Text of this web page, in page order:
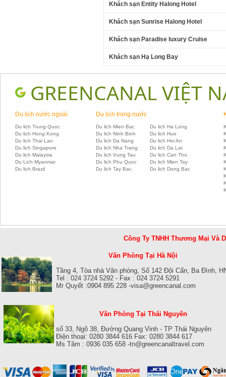
Khách sạn Entity Halong Hotel
Khách sạn Sunrise Halong Hotel
Khách sạn Paradise luxury Cruise
Khách sạn Hạ Long Bay
GREENCANAL VIỆT
Du lịch nước ngoài
Du lich Trung Quoc
Du lich Hong Kong
Du lich Thai Lan
Du lich Singapore
Du lich Malaysia
Du Lich Myanmar
Du lich Brazil
Du lịch trong nước
Du lich Mien Bac
Du lich Ha Long
Du lich Ninh Binh
Du lich Hue
Du lich Da Nang
Du lich Hoi An
Du lich Nha Trang
Du lich Da Lat
Du lich Vung Tau
Du lich Can Tho
Du lich Phu Quoc
Du lich Mien Tay
Du lich Tay Bac
Du lich Dong Bac
Công Ty TNHH Thương Mại Và
Văn Phòng Tại Hà Nội
Tầng 4, Tòa nhà Văn phòng, Số 142 Đội Cấn, Ba Đình,
Tel : 024 3724 5292 - Fax : 024 3724 5291
Mr Quyết :0904 895 228 -visa@greencanal.com
Văn Phòng Tại Thái Nguyên
số 33, Ngõ 38, Đường Quang Vinh - TP Thái Nguyên
Điện thoại: 0280 3844 616 Fax: 0280 3844 617
Ms Tâm : 0936 035 658 -tn@greencanaltravel.com